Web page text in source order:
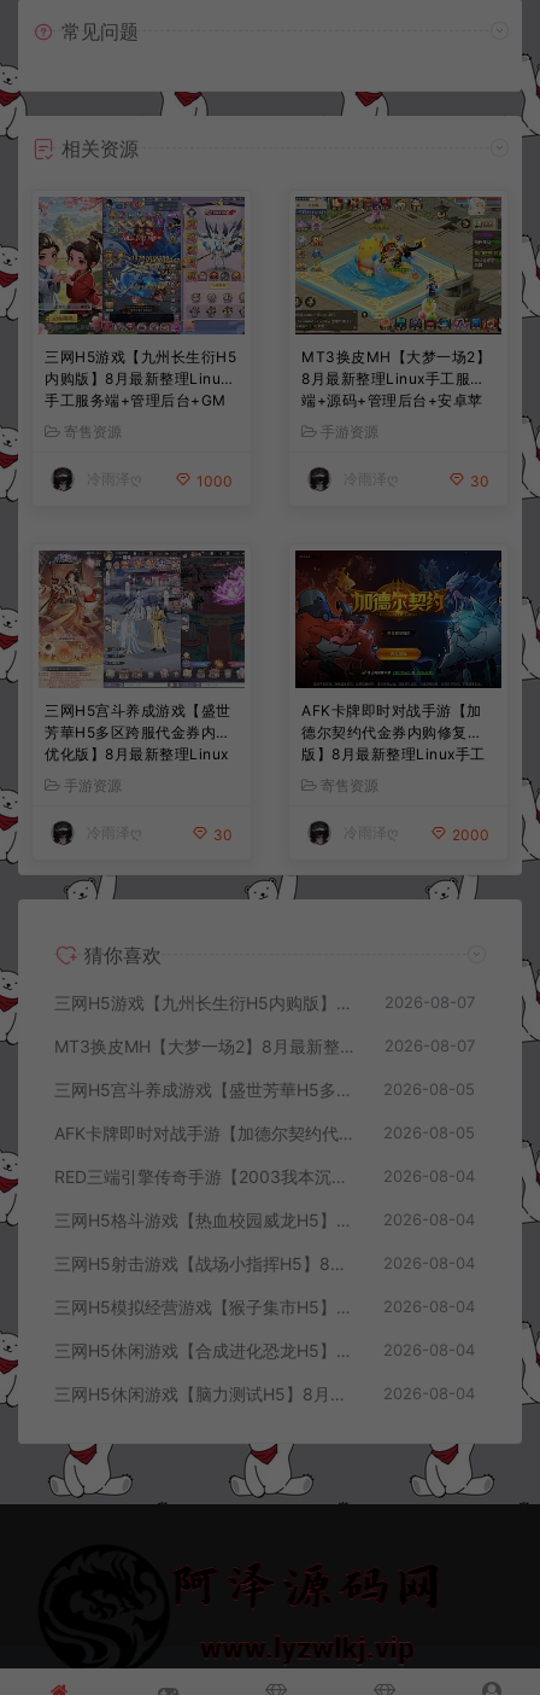
常见问题
相关资源
三网H5游戏【九州长生衍H5
内购版】8月最新整理Linux
手工服务端+管理后台+GM
授权后台+简易安卓客户端
+详细搭建教程+视频教程
寄售资源
冷雨泽ღ 1000
MT3换皮MH【大梦一场2】
8月最新整理Linux手工服务
端+源码+管理后台+安卓苹
果双端+详细搭建教程+视频
教程
手游资源
冷雨泽ღ 30
三网H5宫斗养成游戏【盛世
芳華H5多区跨服代金券内购
优化版】8月最新整理Linux
手工服务端+CDK授权后台
+全资源安卓+详细搭建教程
+视频教程
手游资源
冷雨泽ღ 30
AFK卡牌即时对战手游【加
德尔契约代金券内购修复
版】8月最新整理Linux手工
服务端+前后端全套源码+CD
K授权后台+安卓苹果双端
+详细搭建教程+视频教程
寄售资源
冷雨泽ღ 2000
猜你喜欢
三网H5游戏【九州长生衍H5内购版】8月最新整理Linux手工服务端+管理后台+GM授权后台+简易安卓客户端+详细搭建教程+视频教程 2026-08-07
MT3换皮MH【大梦一场2】8月最新整理Linux手工服务端+源码+管理后台+安卓苹果双端+详细搭建教程+视频教程 2026-08-07
三网H5宫斗养成游戏【盛世芳華H5多区跨服代金券内购优化版】8月最新整理Linux手工服务端+CDK授权后台+全资源安卓+详细搭建教程+视频教程 2026-08-05
AFK卡牌即时对战手游【加德尔契约代金券内购修复版】8月最新整理Linux手工服务端+前后端全套源码+CDK授权后台+安卓苹果双端+详细搭建教程+视频教程 2026-08-05
RED三端引擎传奇手游【2003我本沉默三职业】8月最新整理Win一键服务端+PC安卓+详细搭建教程 2026-08-04
三网H5格斗游戏【热血校园威龙H5】8月最新整理Linux手工服务端+Win一键服务端+解压即玩+简易安卓客户端+详细搭建教程 2026-08-04
三网H5射击游戏【战场小指挥H5】8月最新整理Linux手工服务端+Win一键服务端+解压即玩+简易安卓客户端+详细搭建教程 2026-08-04
三网H5模拟经营游戏【猴子集市H5】8月最新整理Linux手工服务端+Win一键服务端+解压即玩+简易安卓客户端+详细搭建教程 2026-08-04
三网H5休闲游戏【合成进化恐龙H5】8月最新整理Linux手工服务端+Win一键服务端+解压即玩+简易安卓客户端+详细搭建教程 2026-08-04
三网H5休闲游戏【脑力测试H5】8月最新整理Linux手工服务端+Win一键服务端+解压即玩+简易安卓客户端+详细搭建教程 2026-08-04
© 2021~2026 阿泽源码网 www.lyzwlkj.vip 冷雨泽
豫